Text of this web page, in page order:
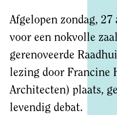
Afgelopen zondag, 27
voor een nokvolle
gerenoveerde
lezing door Francine
Architecten) plaats,
levendig debat.